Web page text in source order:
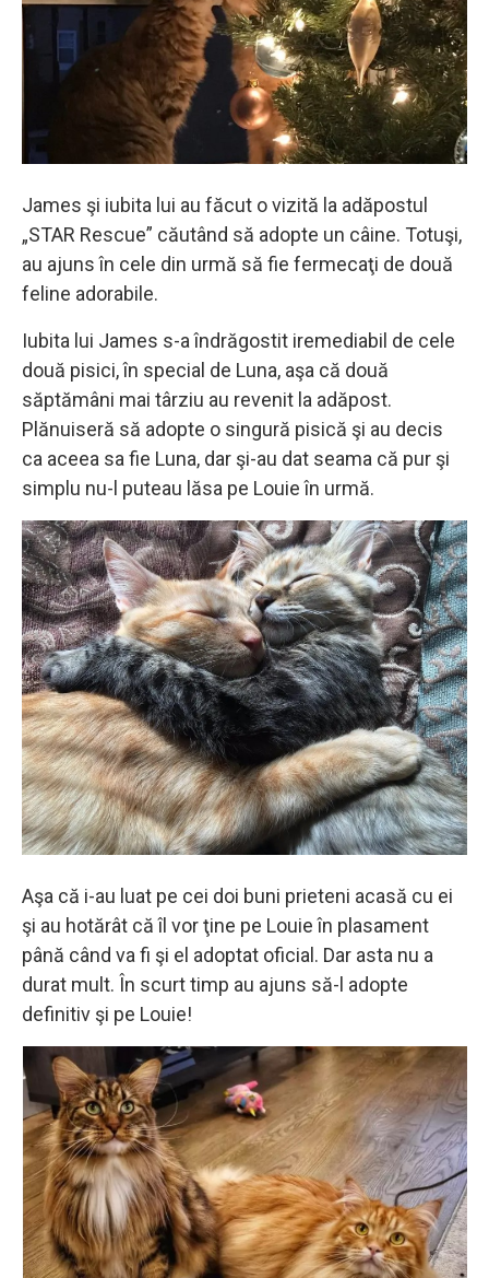
James şi iubita lui au făcut o vizită la adăpostul
„STAR Rescue” căutând să adopte un câine. Totuşi,
au ajuns în cele din urmă să fie fermecaţi de două
feline adorabile.
Iubita lui James s-a îndrăgostit iremediabil de cele
două pisici, în special de Luna, aşa că două
săptămâni mai târziu au revenit la adăpost.
Plănuiseră să adopte o singură pisică şi au decis
ca aceea sa fie Luna, dar şi-au dat seama că pur şi
simplu nu-l puteau lăsa pe Louie în urmă.
Aşa că i-au luat pe cei doi buni prieteni acasă cu ei
şi au hotărât că îl vor ţine pe Louie în plasament
până când va fi şi el adoptat oficial. Dar asta nu a
durat mult. În scurt timp au ajuns să-l adopte
definitiv şi pe Louie!